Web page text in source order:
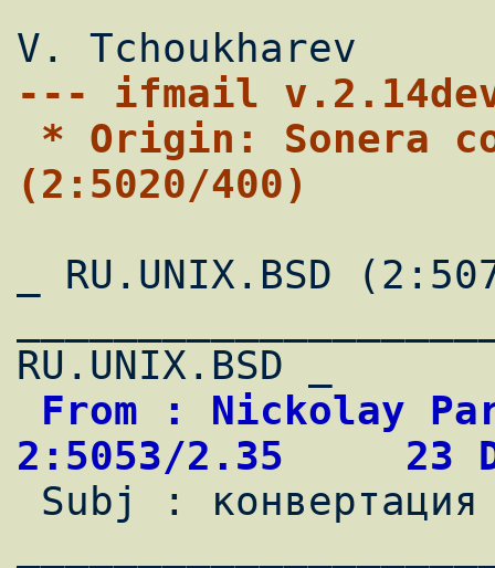
--- ifmail
(2:5020/400)
_ RU.UNIX.BSD
2:5053/2.35     23